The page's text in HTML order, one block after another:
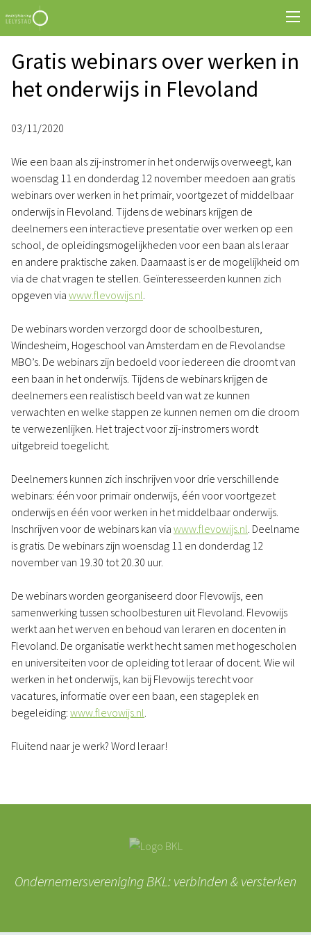
Gratis webinars over werken in
het onderwijs in Flevoland
03/11/2020
Wie een baan als zij-instromer in het onderwijs overweegt, kan
woensdag 11 en donderdag 12 november meedoen aan gratis
webinars over werken in het primair, voortgezet of middelbaar
onderwijs in Flevoland. Tijdens de webinars krijgen de
deelnemers een interactieve presentatie over werken op een
school, de opleidingsmogelijkheden voor een baan als leraar
en andere praktische zaken. Daarnaast is er de mogelijkheid om
via de chat vragen te stellen. Geïnteresseerden kunnen zich
opgeven via www.flevowijs.nl.
De webinars worden verzorgd door de schoolbesturen,
Windesheim, Hogeschool van Amsterdam en de Flevolandse
MBO’s. De webinars zijn bedoeld voor iedereen die droomt van
een baan in het onderwijs. Tijdens de webinars krijgen de
deelnemers een realistisch beeld van wat ze kunnen
verwachten en welke stappen ze kunnen nemen om die droom
te verwezenlijken. Het traject voor zij-instromers wordt
uitgebreid toegelicht.
Deelnemers kunnen zich inschrijven voor drie verschillende
webinars: één voor primair onderwijs, één voor voortgezet
onderwijs en één voor werken in het middelbaar onderwijs.
Inschrijven voor de webinars kan via www.flevowijs.nl. Deelname
is gratis. De webinars zijn woensdag 11 en donderdag 12
november van 19.30 tot 20.30 uur.
De webinars worden georganiseerd door Flevowijs, een
samenwerking tussen schoolbesturen uit Flevoland. Flevowijs
werkt aan het werven en behoud van leraren en docenten in
Flevoland. De organisatie werkt hecht samen met hogescholen
en universiteiten voor de opleiding tot leraar of docent. Wie wil
werken in het onderwijs, kan bij Flevowijs terecht voor
vacatures, informatie over een baan, een stageplek en
begeleiding: www.flevowijs.nl.
Fluitend naar je werk? Word leraar!
Ondernemersvereniging BKL: verbinden & versterken